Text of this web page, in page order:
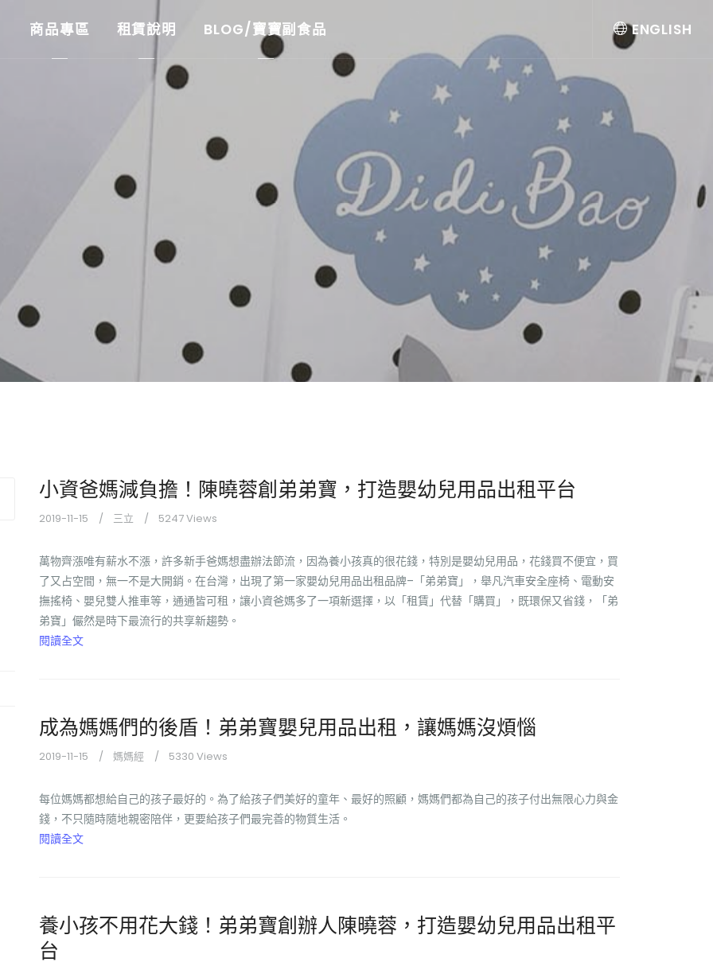
商品專區 租賃說明 BLOG/寶寶副食品 ENGLISH
小資爸媽減負擔！陳曉蓉創弟弟寶，打造嬰幼兒用品出租平台
2019-11-15 三立 5247 Views
萬物齊漲唯有薪水不漲，許多新手爸媽想盡辦法節流，因為養小孩真的很花錢，特別是嬰幼兒用品，花錢買不便宜，買
了又占空間，無一不是大開銷。在台灣，出現了第一家嬰幼兒用品出租品牌–「弟弟寶」，舉凡汽車安全座椅、電動安
撫搖椅、嬰兒雙人推車等，通通皆可租，讓小資爸媽多了一項新選擇，以「租賃」代替「購買」，既環保又省錢，「弟
弟寶」儼然是時下最流行的共享新趨勢。
閱讀全文
成為媽媽們的後盾！弟弟寶嬰兒用品出租，讓媽媽沒煩惱
2019-11-15 媽媽經 5330 Views
每位媽媽都想給自己的孩子最好的。為了給孩子們美好的童年、最好的照顧，媽媽們都為自己的孩子付出無限心力與金
錢，不只隨時隨地親密陪伴，更要給孩子們最完善的物質生活。
閱讀全文
養小孩不用花大錢！弟弟寶創辦人陳曉蓉，打造嬰幼兒用品出租平
台